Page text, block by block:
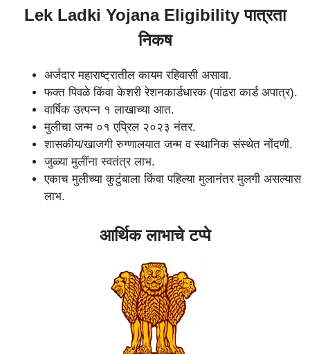
Lek Ladki Yojana Eligibility पात्रता
निकष
अर्जदार महाराष्ट्रातील कायम रहिवासी असावा.
फक्त पिवळे किंवा केशरी रेशनकार्डधारक (पांढरा कार्ड अपात्र).
वार्षिक उत्पन्न १ लाखाच्या आत.
मुलीचा जन्म ०१ एप्रिल २०२३ नंतर.
शासकीय/खाजगी रुग्णालयात जन्म व स्थानिक संस्थेत नोंदणी.
जुळ्या मुलींना स्वतंत्र लाभ.
एकाच मुलीच्या कुटुंबाला किंवा पहिल्या मुलानंतर मुलगी असल्यास
लाभ.
आर्थिक लाभाचे टप्पे